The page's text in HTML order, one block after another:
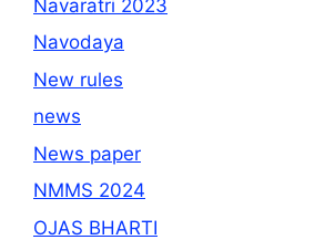
Navaratri 2023
Navodaya
New rules
news
News paper
NMMS 2024
OJAS BHARTI